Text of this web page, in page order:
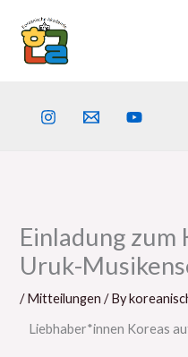
content
Einladung zum
Uruk-
/Mitteilungen / By
Liebhaber*innen Koreas